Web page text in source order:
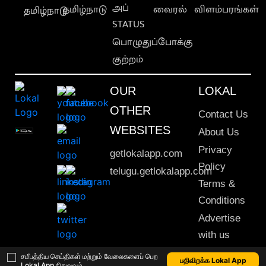
சமீபத்திய செய்திகள் மற்றும் வேலைகளைப் பெற
பதிவிறக்க Lokal App
தமிழ்நாடுதமிழ்நாடு அப்
STATUS
பொழுதுப்போக்கு
குற்றம்
வைரல் விளம்பரங்கள்
OUR
OTHER
WEBSITES
getlokalapp.com
telugu.getlokalapp.com
LOKAL
Contact Us
About Us
Privacy
Policy
Terms &
Conditions
Advertise
with us
Sitemap
This material may not be published, transmitted, rewritten or redistributed. © 2020 Lokal App. All rights reserved.